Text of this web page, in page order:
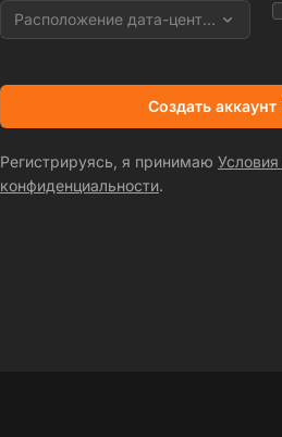
Расположение дата-центра
Создать
Регистрируясь, я принимаю
конфиденциальности.